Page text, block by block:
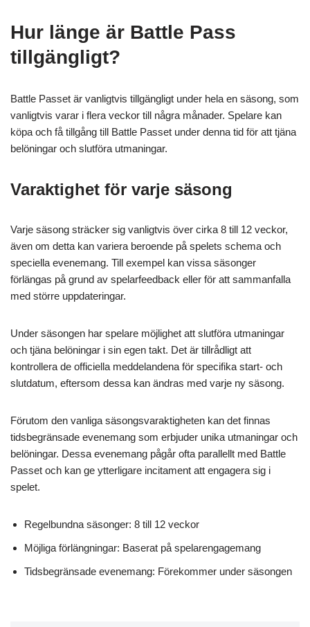
Hur länge är Battle Pass
tillgängligt?
Battle Passet är vanligtvis tillgängligt under hela en säsong, som
vanligtvis varar i flera veckor till några månader. Spelare kan
köpa och få tillgång till Battle Passet under denna tid för att tjäna
belöningar och slutföra utmaningar.
Varaktighet för varje säsong
Varje säsong sträcker sig vanligtvis över cirka 8 till 12 veckor,
även om detta kan variera beroende på spelets schema och
speciella evenemang. Till exempel kan vissa säsonger
förlängas på grund av spelarfeedback eller för att sammanfalla
med större uppdateringar.
Under säsongen har spelare möjlighet att slutföra utmaningar
och tjäna belöningar i sin egen takt. Det är tillrådligt att
kontrollera de officiella meddelandena för specifika start- och
slutdatum, eftersom dessa kan ändras med varje ny säsong.
Förutom den vanliga säsongsvaraktigheten kan det finnas
tidsbegränsade evenemang som erbjuder unika utmaningar och
belöningar. Dessa evenemang pågår ofta parallellt med Battle
Passet och kan ge ytterligare incitament att engagera sig i
spelet.
Regelbundna säsonger: 8 till 12 veckor
Möjliga förlängningar: Baserat på spelarengagemang
Tidsbegränsade evenemang: Förekommer under säsongen